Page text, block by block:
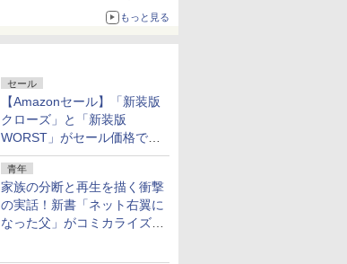
もっと見る
セール
【Amazonセール】「新装版
クローズ」と「新装版
WORST」がセール価格で販
売中！
青年
家族の分断と再生を描く衝撃
の実話！新書「ネット右翼に
なった父」がコミカライズ。